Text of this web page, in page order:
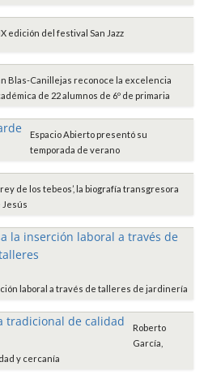
edición del festival San Jazz
Blas-Canillejas reconoce la excelencia
de 22 alumnos de 6º de primaria
Espacio Abierto presentó su
temporada de verano
rey de los tebeos’, la biografía transgresora
Jesús
laboral a través de talleres de jardinería
Roberto
García,
y cercanía